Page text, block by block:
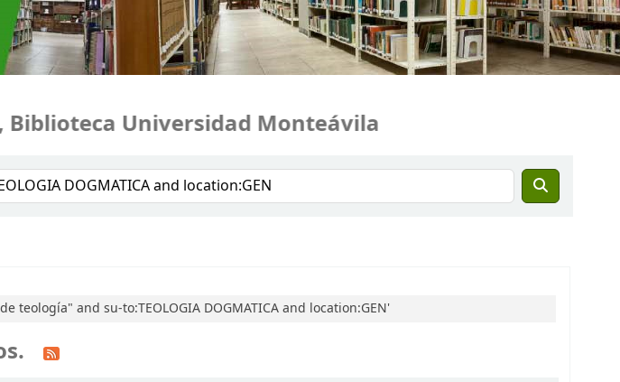
Universidad Monteávila
teología" and su-to:TEOLOGIA DOGMATICA and location:GEN'